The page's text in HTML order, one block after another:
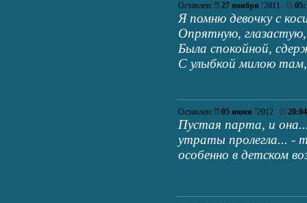
Оставлен: 27 ноября ’2011
Я помню девочку с
Опрятную,
Была спокойной,
С улыбкой милою там,
Оставлен: 05 июня ’2012 20:04
Пустая парта, и
утраты пролегла... -
особенно в детском